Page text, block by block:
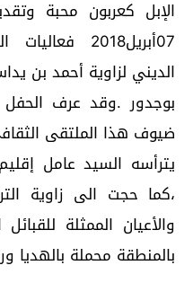
الإبل كعربون محبة
الديني لزاوية أحمد بن
بوجدور .وقد عرف
ضيوف هذا الملتقى
يترأسه السيد عامل
،كما حجت الى زاوية
والأعيان الممثلة
بالمنطقة محملة بالهديا